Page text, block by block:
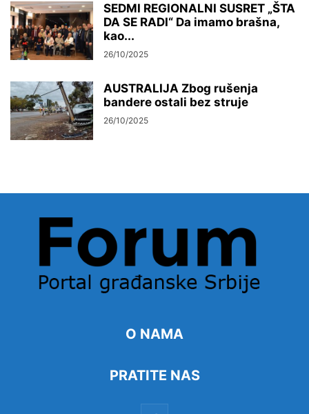
SEDMI REGIONALNI SUSRET „ŠTA
DA SE RADI“ Da imamo brašna,
kao...
26/10/2025
AUSTRALIJA Zbog rušenja
bandere ostali bez struje
26/10/2025
O NAMA
PRATITE NAS